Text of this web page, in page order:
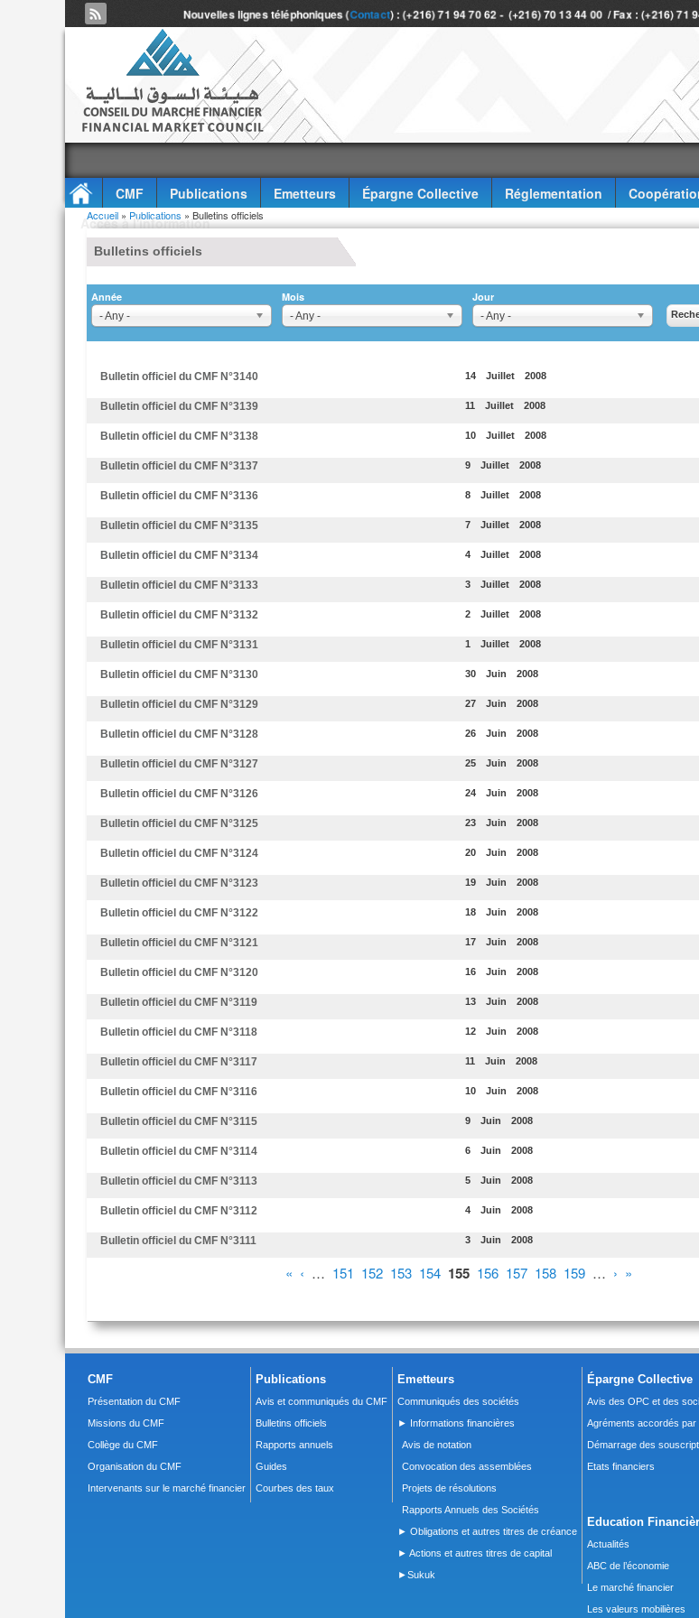
Nouvelles lignes téléphoniques (Contact) : (+216) 71 94 70 62 - (+216) 70 13 44 00 / Fax : (+216) 71
CMF Publications Emetteurs Épargne Collective Réglementation
Accès à l'information
Vous êtes ici
Accueil » Publications » Bulletins officiels
Bulletins officiels
Année
- Any -
Mois
- Any -
Jour
- Any -
Bulletin officiel du CMF N°3140 14 Juillet 2008
Bulletin officiel du CMF N°3139 11 Juillet 2008
Bulletin officiel du CMF N°3138 10 Juillet 2008
Bulletin officiel du CMF N°3137 9 Juillet 2008
Bulletin officiel du CMF N°3136 8 Juillet 2008
Bulletin officiel du CMF N°3135 7 Juillet 2008
Bulletin officiel du CMF N°3134 4 Juillet 2008
Bulletin officiel du CMF N°3133 3 Juillet 2008
Bulletin officiel du CMF N°3132 2 Juillet 2008
Bulletin officiel du CMF N°3131 1 Juillet 2008
Bulletin officiel du CMF N°3130 30 Juin 2008
Bulletin officiel du CMF N°3129 27 Juin 2008
Bulletin officiel du CMF N°3128 26 Juin 2008
Bulletin officiel du CMF N°3127 25 Juin 2008
Bulletin officiel du CMF N°3126 24 Juin 2008
Bulletin officiel du CMF N°3125 23 Juin 2008
Bulletin officiel du CMF N°3124 20 Juin 2008
Bulletin officiel du CMF N°3123 19 Juin 2008
Bulletin officiel du CMF N°3122 18 Juin 2008
Bulletin officiel du CMF N°3121 17 Juin 2008
Bulletin officiel du CMF N°3120 16 Juin 2008
Bulletin officiel du CMF N°3119 13 Juin 2008
Bulletin officiel du CMF N°3118 12 Juin 2008
Bulletin officiel du CMF N°3117 11 Juin 2008
Bulletin officiel du CMF N°3116 10 Juin 2008
Bulletin officiel du CMF N°3115 9 Juin 2008
Bulletin officiel du CMF N°3114 6 Juin 2008
Bulletin officiel du CMF N°3113 5 Juin 2008
Bulletin officiel du CMF N°3112 4 Juin 2008
Bulletin officiel du CMF N°3111 3 Juin 2008
« ‹ … 151 152 153 154 155 156 157 158 159 … › »
CMF
Présentation du CMF
Missions du CMF
Collège du CMF
Organisation du CMF
Intervenants sur le marché financier
Publications
Avis et communiqués du CMF
Bulletins officiels
Rapports annuels
Guides
Courbes des taux
Emetteurs
Communiqués des sociétés
► Informations financières
Avis de notation
Convocation des assemblées
Projets de résolutions
Rapports Annuels des Sociétés
► Obligations et autres titres de créance
► Actions et autres titres de capital
►Sukuk
Épargne Collective
Avis des OPC et des
Agréments accordés par
Démarrage des
Etats financiers
Education
Actualités
ABC de l’économie
Le marché financier
Les valeurs mobilières